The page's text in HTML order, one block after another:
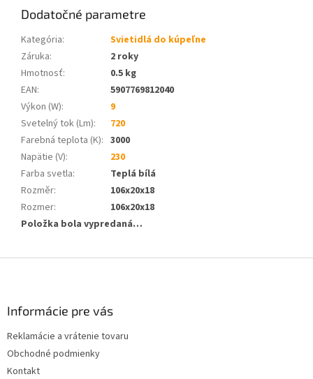
Dodatočné parametre
Kategória:
Svietidlá do kúpeľne
Záruka:
2 roky
Hmotnosť:
0.5 kg
EAN:
5907769812040
Výkon (W):
9
Svetelný tok (Lm):
720
Farebná teplota (K): 3000
Napätie (V):
230
Farba svetla:
Teplá bílá
Rozměr:
106x20x18
Rozmer:
106x20x18
Položka bola vypredaná…
Informácie pre vás
Reklamácie a vrátenie tovaru
Obchodné podmienky
Kontakt